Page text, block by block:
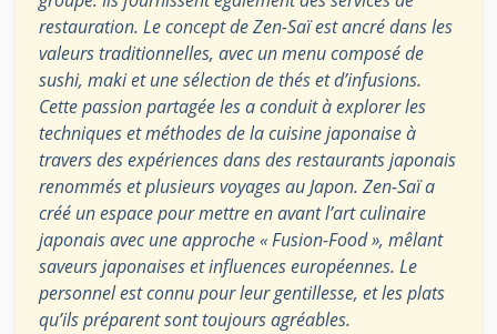
restauration. Le concept de Zen-Saï est ancré dans les
valeurs traditionnelles, avec un menu composé de
sushi, maki et une sélection de thés et d’infusions.
Cette passion partagée les a conduit à explorer les
techniques et méthodes de la cuisine japonaise à
travers des expériences dans des restaurants japonais
renommés et plusieurs voyages au Japon. Zen-Saï a
créé un espace pour mettre en avant l’art culinaire
japonais avec une approche « Fusion-Food », mêlant
saveurs japonaises et influences européennes. Le
personnel est connu pour leur gentillesse, et les plats
qu’ils préparent sont toujours agréables.